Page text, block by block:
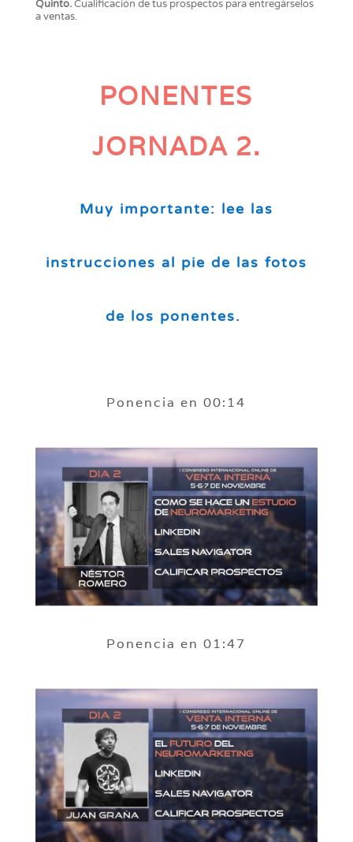
Quinto.Cualificación de tus prospectos para entregárselos
a ventas.
PONENTES
JORNADA 2.
Muy importante: lee las
instrucciones al pie de las fotos
de los ponentes.
Ponencia en 00:14
Ponencia en 01:47